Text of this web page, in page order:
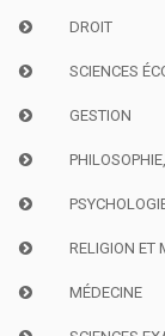
DROIT
SCIENCES
GESTION
RELIGION ET
MÉDECINE